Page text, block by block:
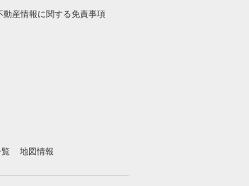
動産情報に関する免責事項
地図情報